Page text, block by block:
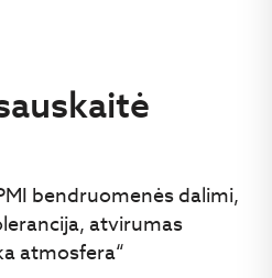
bendruomenės dalimi,
atvirumas
atmosfera“